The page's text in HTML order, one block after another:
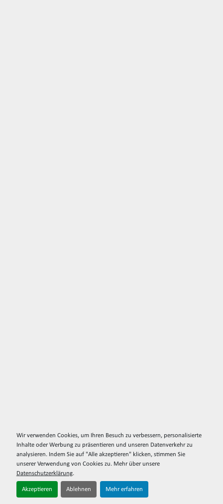
Wir verwenden Cookies, um Ihren Besuch zu verbessern, personalisierte
Inhalte oder Werbung zu präsentieren und unseren Datenverkehr zu
analysieren. Indem Sie auf "Alle akzeptieren" klicken, stimmen Sie
unserer Verwendung von Cookies zu. Mehr über unsere
Datenschutzerklärung.
Akzeptieren Ablehnen Mehr erfahren